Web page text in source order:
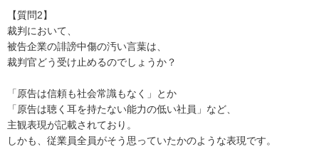
【質問2】
裁判において、
被告企業の誹謗中傷の汚い言葉は、
裁判官どう受け止めるのでしょうか？
「原告は信頼も社会常識もなく」とか
「原告は聴く耳を持たない能力の低い社員」など、
主観表現が記載されており。
しかも、従業員全員がそう思っていたかのような表現です。